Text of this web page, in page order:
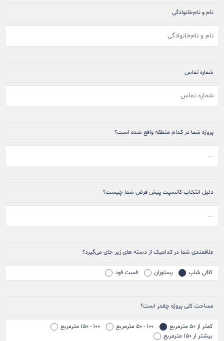
نام و نام‌خانوادگی
شماره تماس
پروژه شما در کدام منطقه واقع شده است؟
دلیل انتخاب کانسپت پیش فرض شما چیست؟
علاقمندی شما در کدامیک از دسته های زیر جای می‌گیرد؟
کافی شاپ رستوران فست فود
مساحت کلی پروژه چقدر است؟
کمتر از ۵۰ مترمربع ۱۰۰ - ۵۰ مترمربع
۱۰۰ - ۱۵۰ مترمربع
بیشتر ار ۱۵۰ مترمربع